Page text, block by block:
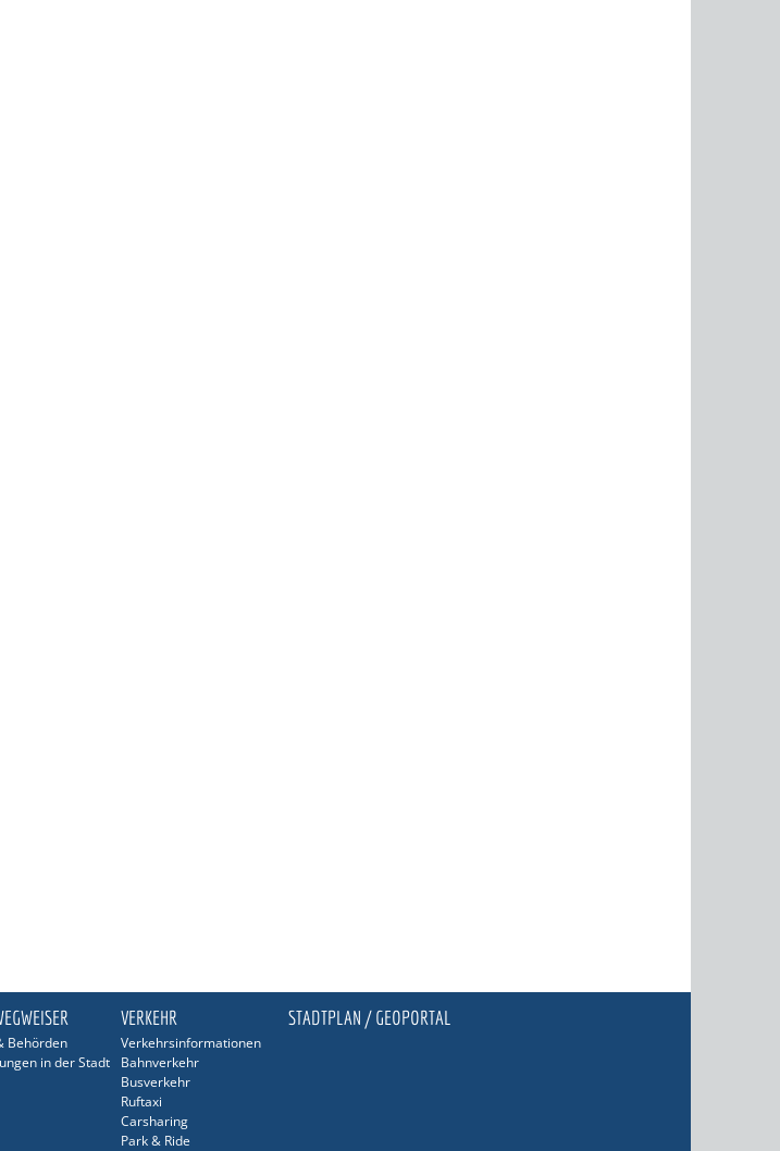
Behörden
in der Stadt
VERKEHR
Verkehrsinformationen
Bahnverkehr
Busverkehr
Ruftaxi
Carsharing
Park & Ride
STADTPLAN / GEOPORTAL